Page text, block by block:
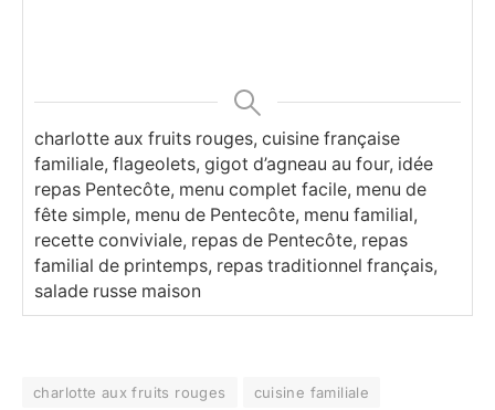
charlotte aux fruits rouges, cuisine française
familiale, flageolets, gigot d’agneau au four, idée
repas Pentecôte, menu complet facile, menu de
fête simple, menu de Pentecôte, menu familial,
recette conviviale, repas de Pentecôte, repas
familial de printemps, repas traditionnel français,
salade russe maison
charlotte aux fruits rouges
cuisine familiale